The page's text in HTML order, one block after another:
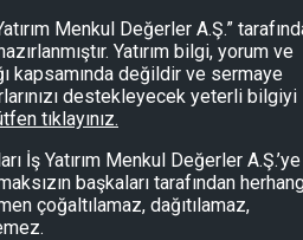
Menkul Değerler A.Ş.”
Yatırım bilgi, yorum ve
kapsamında değildir ve sermaye
destekleyecek yeterli bilgiyi
tıklayınız.
İş Yatırım Menkul Değerler A.Ş.’ye
başkaları tarafından
çoğaltılamaz, dağıtılamaz,